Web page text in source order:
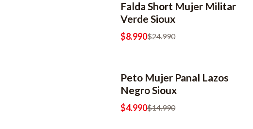
-64% OFF
Falda Short Mujer Militar
Verde Sioux
$8.990$24.990
-67% OFF
2x6990
Peto Mujer Panal Lazos
Negro Sioux
$4.990$14.990